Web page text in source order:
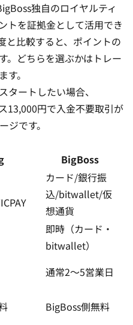
独自のロイヤルティ
トを証拠金として活用でき
と比較すると、ポイントの
。どちらを選ぶかはトレー
。
タートしたい場合、
13,000円で入金不要取引が
ジです。
BigBoss
カード/銀行振
込/bitwallet/仮
想通貨
即時（カード・
bitwallet）
通常2〜5営業日
BigBoss側無料